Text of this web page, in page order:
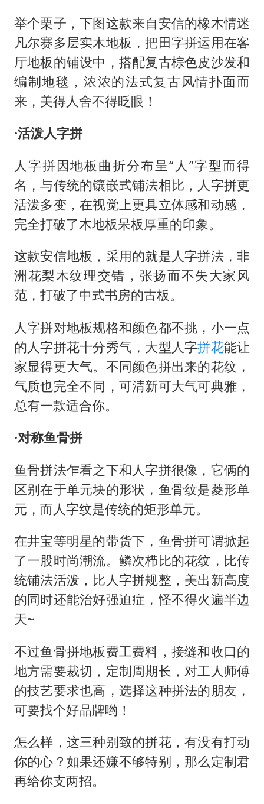
举个栗子，下图这款来自安信的橡木情迷
凡尔赛多层实木地板，把田字拼运用在客
厅地板的铺设中，搭配复古棕色皮沙发和
编制地毯，浓浓的法式复古风情扑面而
来，美得人舍不得眨眼！
·活泼人字拼
人字拼因地板曲折分布呈“人”字型而得
名，与传统的镶嵌式铺法相比，人字拼更
活泼多变，在视觉上更具立体感和动感，
完全打破了木地板呆板厚重的印象。
这款安信地板，采用的就是人字拼法，非
洲花梨木纹理交错，张扬而不失大家风
范，打破了中式书房的古板。
人字拼对地板规格和颜色都不挑，小一点
的人字拼花十分秀气，大型人字拼花能让
家显得更大气。不同颜色拼出来的花纹，
气质也完全不同，可清新可大气可典雅，
总有一款适合你。
·对称鱼骨拼
鱼骨拼法乍看之下和人字拼很像，它俩的
区别在于单元块的形状，鱼骨纹是菱形单
元，而人字纹是传统的矩形单元。
在井宝等明星的带货下，鱼骨拼可谓掀起
了一股时尚潮流。鳞次栉比的花纹，比传
统铺法活泼，比人字拼规整，美出新高度
的同时还能治好强迫症，怪不得火遍半边
天~
不过鱼骨拼地板费工费料，接缝和收口的
地方需要裁切，定制周期长，对工人师傅
的技艺要求也高，选择这种拼法的朋友，
可要找个好品牌哟！
怎么样，这三种别致的拼花，有没有打动
你的心？如果还嫌不够特别，那么定制君
再给你支两招。